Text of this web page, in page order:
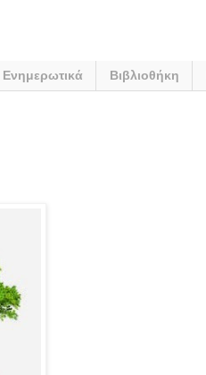
Ενημερωτικά Βιβλιοθήκη